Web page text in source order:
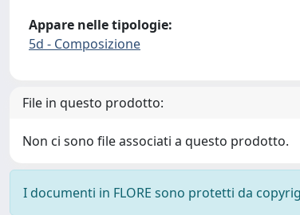
Appare nelle tipologie:
5d - Composizione
File in questo prodotto:
Non ci sono file associati a questo prodotto.
I documenti in FLORE sono protetti da